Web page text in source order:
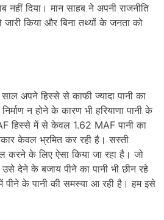
दिया। मान साहब ने अपनी राजनीति
किया और बिना तथ्यों के जनता को
अपने हिस्से से काफी ज्यादा पानी का
न होने के कारण भी हरियाणा पानी के
हिस्से में से केवल 1.62 MAF पानी का
केवल भ्रमित कर रही है। सस्ती
करने के लिए ऐसा किया जा रहा है। जो
उसे देने के बजाय पीने का पानी भी छीन रहे
पीने के पानी की समस्या आ रही है। हम इसे